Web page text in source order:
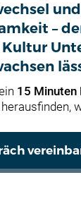
–
15 Minuten